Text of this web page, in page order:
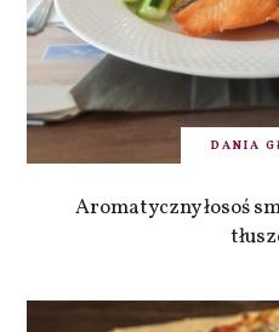
DANIA
Aromatyczny łosoś